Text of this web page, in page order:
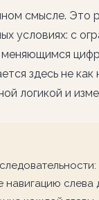
смысле. Это
условиях: с
меняющимся
здесь не
логикой и
слева